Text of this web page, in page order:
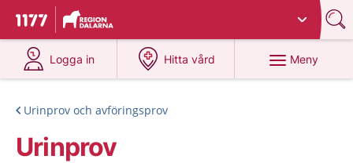
Till startsidan för 1177
Du har valt region
Logga in
på 1177.se
Hitta vård
på 1177.se
Meny
Urinprov och avföringsprov
Urinprov